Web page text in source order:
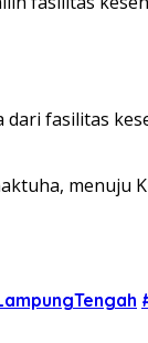
fasilitas
menuju